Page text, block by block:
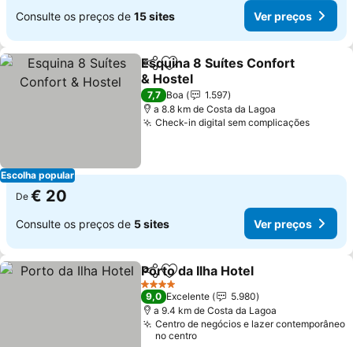
Consulte os preços de 15 sites Ver preços
Escolha popular
PartilharAdicionar aos favoritos
Esquina 8 Suítes Confort
& Hostel
7,7 Boa
1.597
a 8.8 km de Costa da Lagoa
Check-in digital sem complicações
De € 20
Consulte os preços de 5 sites Ver preços
PartilharAdicionar aos favoritos
Porto da Ilha Hotel
4 Estrelas
9,0 Excelente
5.980
a 9.4 km de Costa da Lagoa
Centro de negócios e lazer contemporâneo
no centro